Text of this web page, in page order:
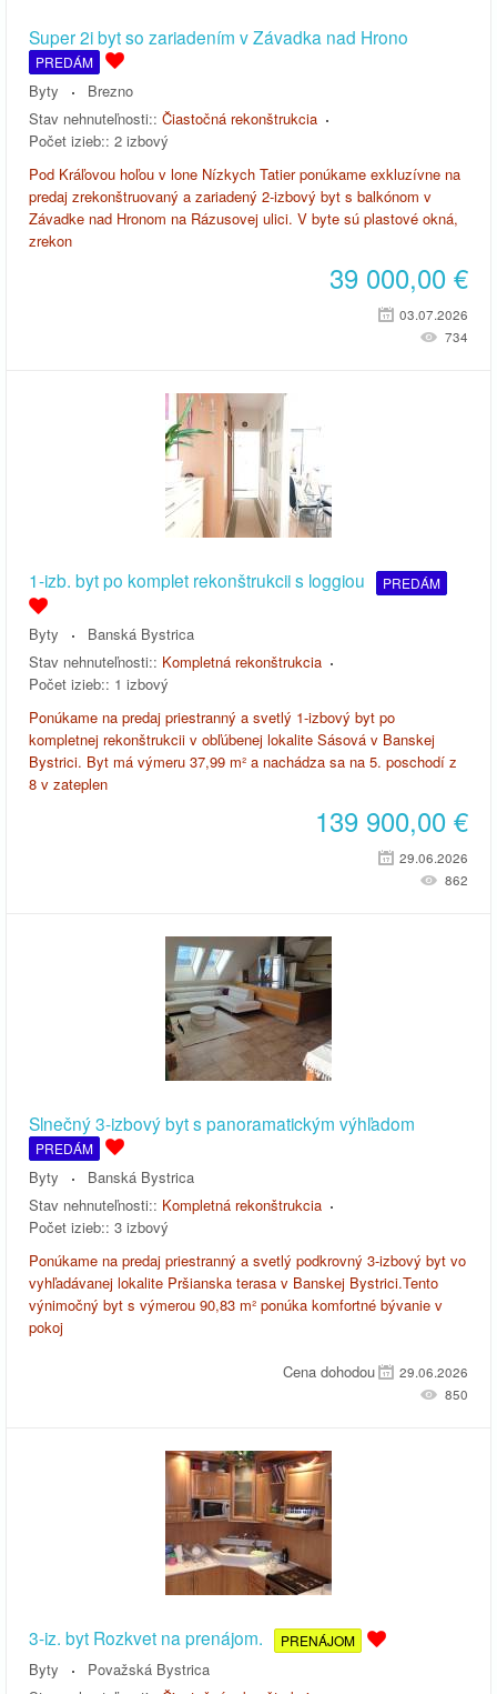
Super 2i byt so zariadením v Závadka nad Hrono
PREDÁM
Byty
Brezno
Stav nehnuteľnosti:: Čiastočná rekonštrukcia
Počet izieb:: 2 izbový
Pod Kráľovou hoľou v lone Nízkych Tatier ponúkame exkluzívne na
predaj zrekonštruovaný a zariadený 2-izbový byt s balkónom v
Závadke nad Hronom na Rázusovej ulici. V byte sú plastové okná,
zrekon
39 000,00 €
03.07.2026
734
1-izb. byt po komplet rekonštrukcii s loggiou PREDÁM
Byty
Banská Bystrica
Stav nehnuteľnosti:: Kompletná rekonštrukcia
Počet izieb:: 1 izbový
Ponúkame na predaj priestranný a svetlý 1-izbový byt po
kompletnej rekonštrukcii v obľúbenej lokalite Sásová v Banskej
Bystrici. Byt má výmeru 37,99 m² a nachádza sa na 5. poschodí z
8 v zateplen
139 900,00 €
29.06.2026
862
Slnečný 3-izbový byt s panoramatickým výhľadom
PREDÁM
Byty
Banská Bystrica
Stav nehnuteľnosti:: Kompletná rekonštrukcia
Počet izieb:: 3 izbový
Ponúkame na predaj priestranný a svetlý podkrovný 3-izbový byt vo
vyhľadávanej lokalite Pršianska terasa v Banskej Bystrici.Tento
výnimočný byt s výmerou 90,83 m² ponúka komfortné bývanie v
pokoj
Cena dohodou
29.06.2026
850
3-iz. byt Rozkvet na prenájom. PRENÁJOM
Byty
Považská Bystrica